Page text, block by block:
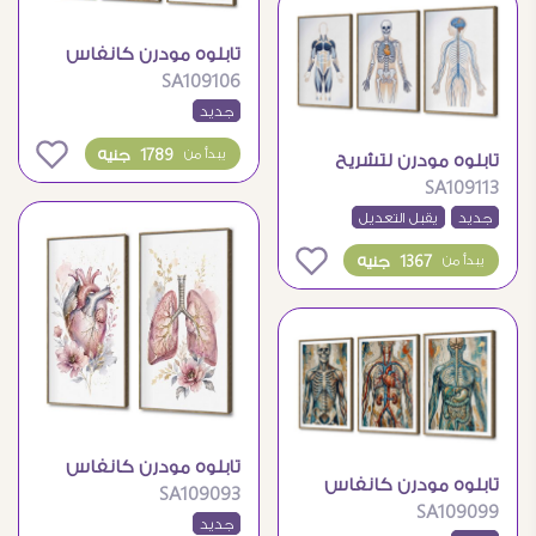
تابلوه مودرن لتشريح
جسم الإنسان الطبي
SA109113
جديد يقبل التعديل
1367 جنيه يبدأ من
تابلوه مودرن كانفاس
بتصميم تشريح جسم
الإنسان
SA109106
جديد
1789 جنيه يبدأ من 0
تابلوه مودرن كانفاس
تشريح جسم الإنسان
SA109099
تابلوه مودرن كانفاس
طبي تشريحي بزهور
رقيقة
SA109093
جديد